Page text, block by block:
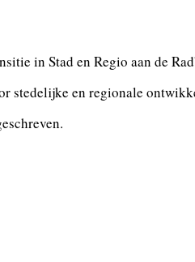
in Stad en Regio aan de
stedelijke en regionale